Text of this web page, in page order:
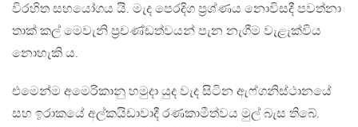
විරහිත සහයෝගය යි. මැද පෙරදිග ප්‍රශ්ණය නොවිසදී පවත්නා
තාක් කල් මෙවැනි ප්‍රචණ්ඩත්වයන් පැන නැගීම වැළැක්විය
නොහැකි ය.
එමෙන්ම අමෙරිකානු හමුදා යුද වැද සිටින ඇෆ්ගනිස්ථානයේ
සහ ඉරාකයේ අල්කයිඩාවාදී රණකාමීත්වය මුල් බැස තිබේ.